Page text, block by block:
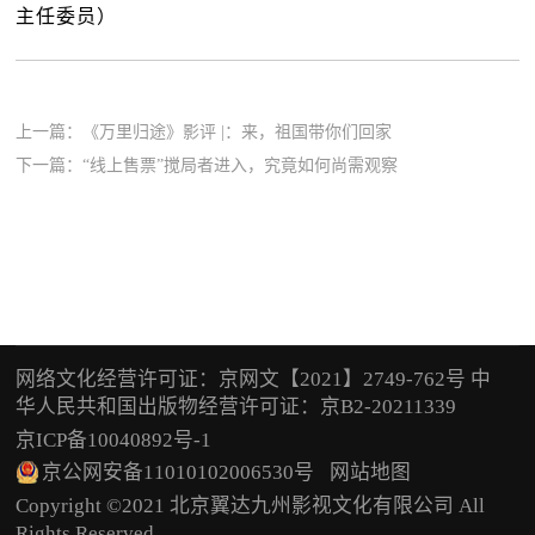
主任委员）
上一篇：
《万里归途》影评 |：来，祖国带你们回家
下一篇： “线上售票”搅局者进入，究竟如何尚需观察
网络文化经营许可证：京网文【2021】2749-762号 中
华人民共和国出版物经营许可证：京B2-20211339
京ICP备10040892号-1
京公网安备11010102006530号
网站地图
Copyright ©2021 北京翼达九州影视文化有限公司 All